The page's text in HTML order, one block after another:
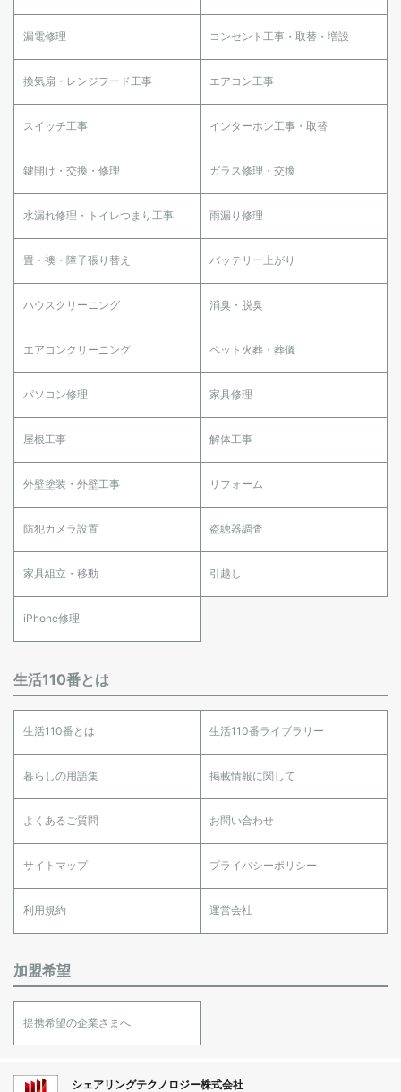
漏電修理 コンセント工事・取替・増設
換気扇・レンジフード工事 エアコン工事
スイッチ工事 インターホン工事・取替
鍵開け・交換・修理 ガラス修理・交換
水漏れ修理・トイレつまり工事 雨漏り修理
畳・襖・障子張り替え バッテリー上がり
ハウスクリーニング 消臭・脱臭
エアコンクリーニング ペット火葬・葬儀
パソコン修理 家具修理
屋根工事 解体工事
外壁塗装・外壁工事 リフォーム
防犯カメラ設置 盗聴器調査
家具組立・移動 引越し
iPhone修理
生活110番とは
生活110番とは 生活110番ライブラリー
暮らしの用語集 掲載情報に関して
よくあるご質問 お問い合わせ
サイトマップ プライバシーポリシー
利用規約 運営会社
加盟希望
提携希望の企業さまへ
シェアリングテクノロジー株式会社